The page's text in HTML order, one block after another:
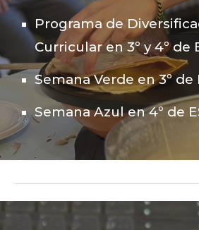
Programa de
Curricular en 3º y 4º de
Semana Verde en 3º de
Semana Azul en 4º de